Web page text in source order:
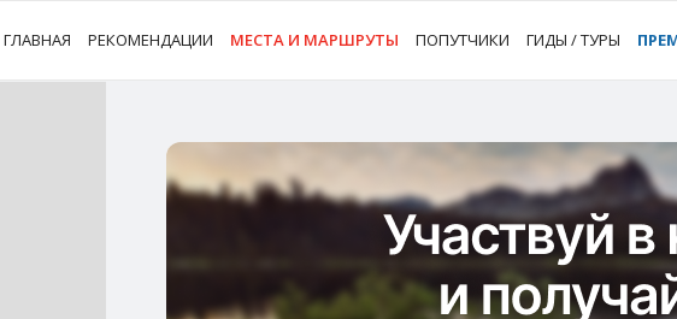
ГЛАВНАЯ РЕКОМЕНДАЦИИ МЕСТА И МАРШРУТЫ ПОПУТЧИКИ ГИДЫ / ТУРЫ